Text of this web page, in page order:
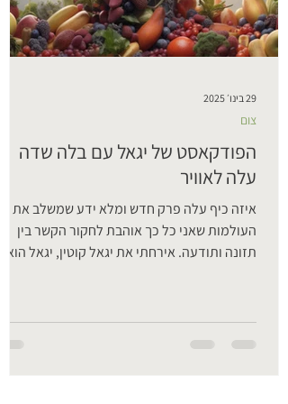
האזנה נעימה
פודקאסט
הפודקאסט של יגאל עם בלה שדה
עלה לאוויר
איזה כיף עלה פרק חדש ומלא ידע שמשלב את
העולמות שאני כל כך אוהבת לחקור הקשר בין
תזונה ותודעה. אירחתי את יגאל קוטין, יגאל הוא
צום
29 בינו׳ 2025